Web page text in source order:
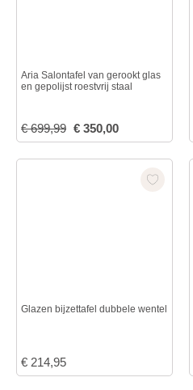
Aria Salontafel van gerookt glas
en gepolijst roestvrij staal
€699,99 € 350,00
Glazen bijzettafel dubbele wentel
€ 214,95